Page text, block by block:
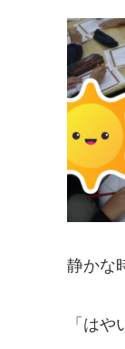
静かな
「は